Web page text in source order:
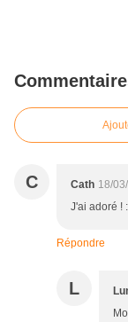
C Cath 18/
J'ai adoré !
Répondre
L